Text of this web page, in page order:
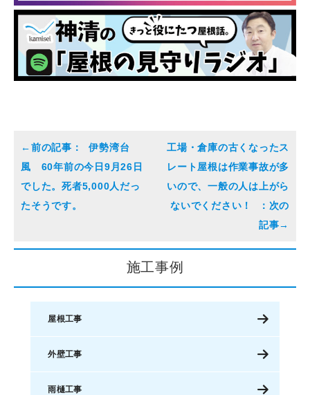
伊勢湾台
風 60年前の今日9月26日
でした。死者5,000人だっ
たそうです。
工場・倉庫の古くなったス
レート屋根は作業事故が多
いので、一般の人は上がら
ないでください！
施工事例
屋根工事
外壁工事
雨樋工事